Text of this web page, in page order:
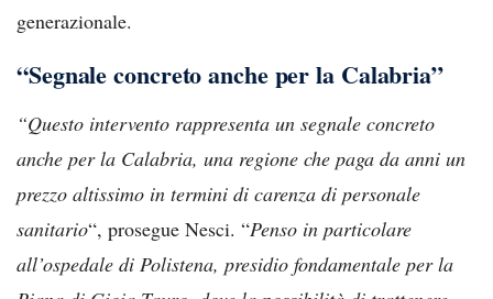
generazionale.
“Segnale concreto anche per la Calabria”
“Questo intervento rappresenta un segnale concreto
anche per la Calabria, una regione che paga da anni un
prezzo altissimo in termini di carenza di personale
sanitario“, prosegue Nesci. “Penso in particolare
all’ospedale di Polistena, presidio fondamentale per la